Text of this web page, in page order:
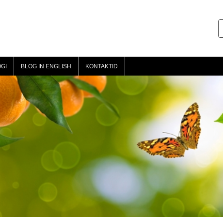
BLOG IN ENGLISH KONTAKTID